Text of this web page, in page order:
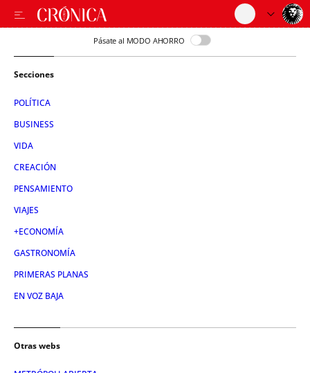
Pásate al MODO AHORRO
Secciones
POLÍTICA
BUSINESS
VIDA
CREACIÓN
PENSAMIENTO
VIAJES
+ECONOMÍA
GASTRONOMÍA
PRIMERAS PLANAS
EN VOZ BAJA
Otras webs